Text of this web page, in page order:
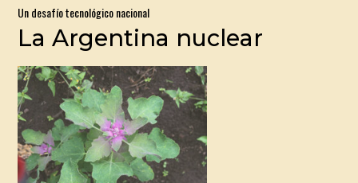
Un desafío tecnológico nacional
La Argentina nuclear